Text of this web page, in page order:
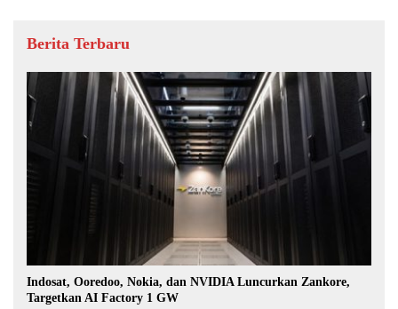
Berita Terbaru
Indosat, Ooredoo, Nokia, dan NVIDIA Luncurkan Zankore,
Targetkan AI Factory 1 GW